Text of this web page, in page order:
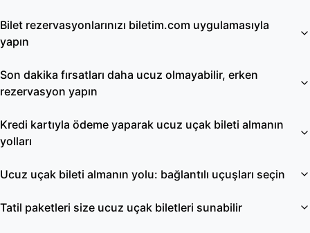
Bilet rezervasyonlarınızı biletim.com uygulamasıyla
yapın
Son dakika fırsatları daha ucuz olmayabilir, erken
rezervasyon yapın
Kredi kartıyla ödeme yaparak ucuz uçak bileti almanın
yolları
Ucuz uçak bileti almanın yolu: bağlantılı uçuşları seçin
Tatil paketleri size ucuz uçak biletleri sunabilir